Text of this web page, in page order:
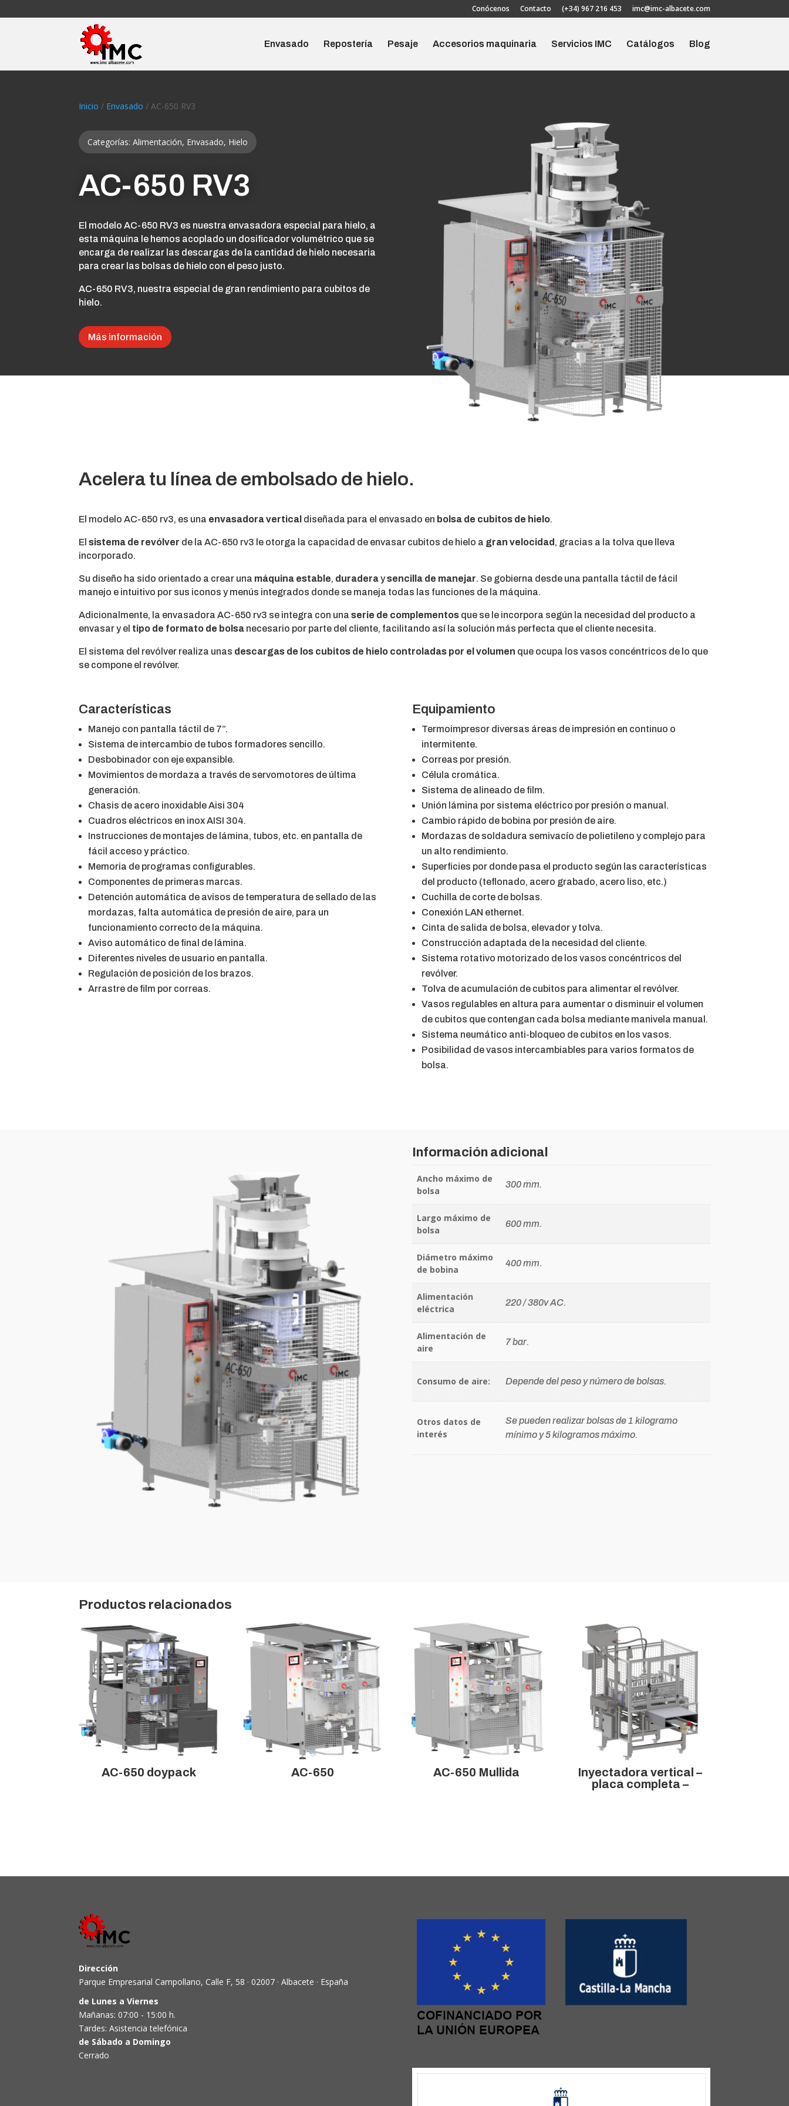
Conócenos Contacto (+34) 967 216 453 imc@imc-albacete.com
Envasado Repostería Pesaje Accesorios maquinaria Servicios IMC Catálogos Blog
Inicio / Envasado / AC-650 RV3
Categorías:Alimentación, Envasado, Hielo
AC-650 RV3
El modelo AC-650 RV3 es nuestra envasadora especial para hielo, a
esta máquina le hemos acoplado un dosificador volumétrico que se
encarga de realizar las descargas de la cantidad de hielo necesaria
para crear las bolsas de hielo con el peso justo.
AC-650 RV3, nuestra especial de gran rendimiento para cubitos de
hielo.
Más información
Acelera tu línea de embolsado de hielo.
El modelo AC-650 rv3, es una envasadora vertical diseñada para el envasado en bolsa de cubitos de hielo.
Elsistema de revólver de la AC-650 rv3 le otorga la capacidad de envasar cubitos de hielo a gran velocidad , gracias a la tolva que lleva
incorporado.
Su diseño ha sido orientado a crear una máquina estable, duraderaysencilla de manejar. Se gobierna desde una pantalla táctil de fácil
manejo e intuitivo por sus iconos y menús integrados donde se maneja todas las funciones de la máquina.
Adicionalmente, la envasadora AC-650 rv3 se integra con unaserie de complementos que se le incorpora según la necesidad del producto a
envasar y el tipo de formato de bolsa necesario por parte del cliente, facilitando así la solución más perfecta que el cliente necesita.
El sistema del revólver realiza unas descargas de los cubitos de hielo controladas por el volumen que ocupa los vasos concéntricos de lo que
se compone el revólver.
Características
Manejo con pantalla táctil de 7”.
Sistema de intercambio de tubos formadores sencillo.
Desbobinador con eje expansible.
Movimientos de mordaza a través de servomotores de última
generación.
Chasis de acero inoxidable Aisi 304
Cuadros eléctricos en inox AISI 304.
Instrucciones de montajes de lámina, tubos, etc. en pantalla de
fácil acceso y práctico.
Memoria de programas configurables.
Componentes de primeras marcas.
Detención automática de avisos de temperatura de sellado de las
mordazas, falta automática de presión de aire, para un
funcionamiento correcto de la máquina.
Aviso automático de final de lámina.
Diferentes niveles de usuario en pantalla.
Regulación de posición de los brazos.
Arrastre de film por correas.
Equipamiento
Termoimpresor diversas áreas de impresión en continuo o
intermitente.
Correas por presión.
Célula cromática.
Sistema de alineado de film.
Unión lámina por sistema eléctrico por presión o manual.
Cambio rápido de bobina por presión de aire.
Mordazas de soldadura semivacío de polietileno y complejo para
un alto rendimiento.
Superficies por donde pasa el producto según las características
del producto (teflonado, acero grabado, acero liso, etc.)
Cuchilla de corte de bolsas.
Conexión LAN ethernet.
Cinta de salida de bolsa, elevador y tolva.
Construcción adaptada de la necesidad del cliente.
Sistema rotativo motorizado de los vasos concéntricos del
revólver.
Tolva de acumulación de cubitos para alimentar el revólver.
Vasos regulables en altura para aumentar o disminuir el volumen
de cubitos que contengan cada bolsa mediante manivela manual.
Sistema neumático anti-bloqueo de cubitos en los vasos.
Posibilidad de vasos intercambiables para varios formatos de
bolsa.
Información adicional
Ancho máximo de
bolsa
300 mm.
Largo máximo de
bolsa
600 mm.
Diámetro máximo
de bobina
400 mm.
Alimentación
eléctrica
220 / 380v AC.
Alimentación de
aire
7 bar.
Consumo de aire: Depende del peso y número de bolsas.
Otros datos de
interés
Se pueden realizar bolsas de 1 kilogramo
mínimo y 5 kilogramos máximo.
Productos relacionados
AC-650 doypack AC-650 AC-650 Mullida
Inyectadora vertical –
placa completa –
Dirección
Parque Empresarial Campollano, Calle F, 58 · 02007 · Albacete · España
de Lunes a Viernes
Mañanas: 07:00 - 15:00 h.
Tardes: Asistencia telefónica
de Sábado a Domingo
Cerrado